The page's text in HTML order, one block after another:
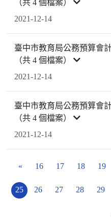
（共 4 個檔案）
2021-12-14
臺中市教育局公務預算會
（共 4 個檔案）
2021-12-14
臺中市教育局公務預算會
（共 4 個檔案）
2021-12-14
« 16 17 18 19
25 26 27 28 29